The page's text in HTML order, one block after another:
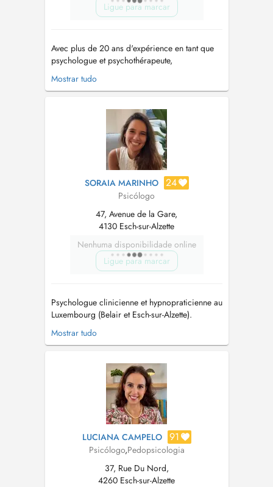
Ligue para marcar
Avec plus de 20 ans d'expérience en tant que
psychologue et psychothérapeute,
j'accompagne les individus, les couples et les
familles pour surmonter les difficultés de leur
conviction que chaque système recèle les
ressources pour trouver des solutions
Mostrar tudo
SORAIA MARINHO 24
Psicólogo
47, Avenue de la Gare,
4130 Esch-sur-Alzette
Nenhuma disponibilidade online
Ligue para marcar
Psychologue clinicienne et hypnopraticienne au
Luxembourg (Belair et Esch-sur-Alzette).
Diplômée de l'Université de Liège (Belgique)
en 2021. Je suis spécialisée en clinique de
exercé dans les différents domaines de la
psychologie, notamment avec de...
Mostrar tudo
LUCIANA CAMPELO 91
Psicólogo,Pedopsicologia
37, Rue Du Nord,
4260 Esch-sur-Alzette